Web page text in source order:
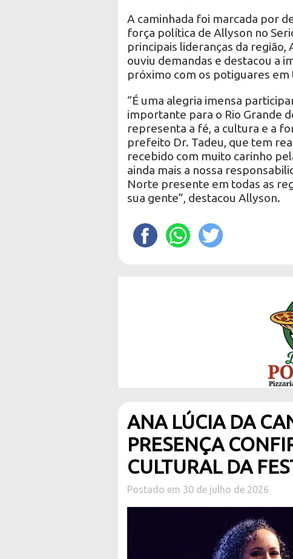
A caminhada foi marcada por
força política de Allyson no
principais lideranças da
ouviu demandas e destacou a
próximo com os potiguares em
“É uma alegria imensa
importante para o Rio Grande
representa a fé, a cultura e a
prefeito Dr. Tadeu, que tem
recebido com muito carinho
ainda mais a nossa
Norte presente em todas as
sua gente”, destacou Allyson.
ANA LÚCIA DA
PRESENÇA
CULTURAL DA
Postado em 30 de julho de 2026